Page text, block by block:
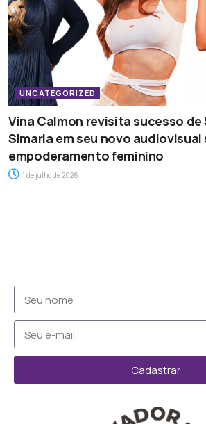
UNCATEGORIZED
Vina Calmon revisita sucesso de
Simaria em seu novo audiovisual
empoderamento feminino
1 de julho de 2026
Cadastrar